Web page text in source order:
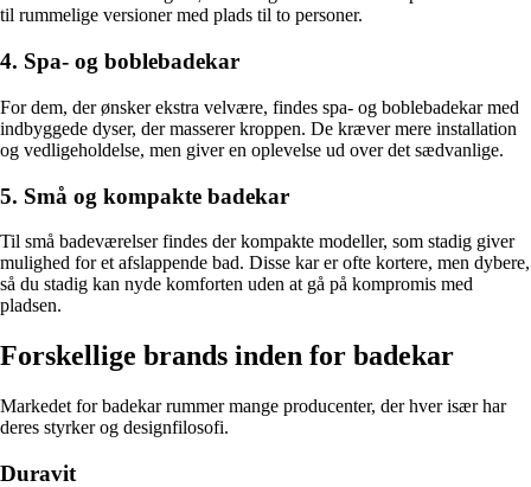
til rummelige versioner med plads til to personer.
4. Spa- og boblebadekar
For dem, der ønsker ekstra velvære, findes spa- og boblebadekar med
indbyggede dyser, der masserer kroppen. De kræver mere installation
og vedligeholdelse, men giver en oplevelse ud over det sædvanlige.
5. Små og kompakte badekar
Til små badeværelser findes der kompakte modeller, som stadig giver
mulighed for et afslappende bad. Disse kar er ofte kortere, men dybere,
så du stadig kan nyde komforten uden at gå på kompromis med
pladsen.
Forskellige brands inden for badekar
Markedet for badekar rummer mange producenter, der hver især har
deres styrker og designfilosofi.
Duravit